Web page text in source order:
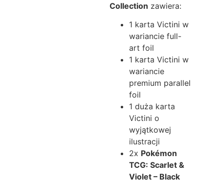
Collection zawiera:
1 karta Victini w
wariancie full-
art foil
1 karta Victini w
wariancie
premium parallel
foil
1 duża karta
Victini o
wyjątkowej
ilustracji
2x Pokémon
TCG: Scarlet &
Violet – Black